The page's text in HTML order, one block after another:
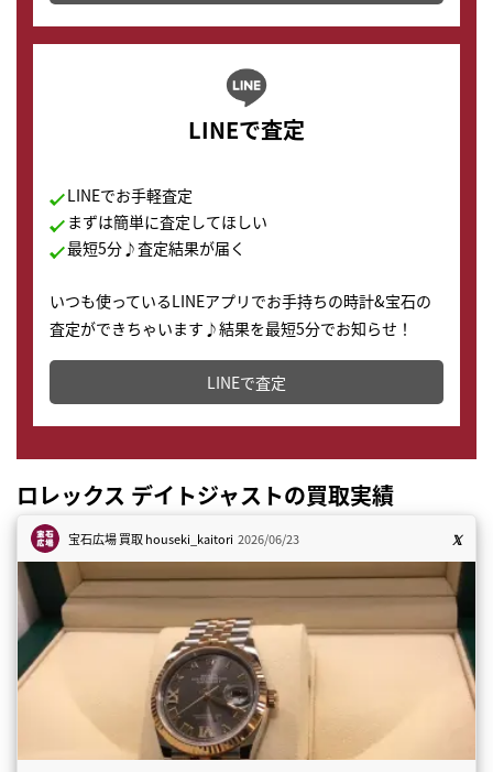
LINEで査定
LINEでお手軽査定
まずは簡単に査定してほしい
最短5分♪査定結果が届く
いつも使っているLINEアプリでお手持ちの時計&宝石の
査定ができちゃいます♪結果を最短5分でお知らせ！
どこからでもすぐに査定金額を知ることが出来ます。
LINEで査定
ロレックス デイトジャストの買取実績
宝石広場 買取houseki_kaitori 2026/06/23